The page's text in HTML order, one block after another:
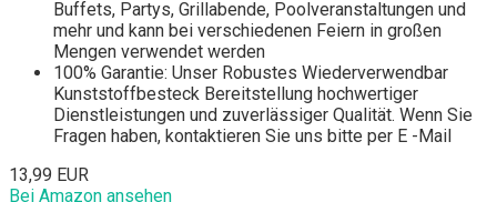
Buffets, Partys, Grillabende, Poolveranstaltungen und
mehr und kann bei verschiedenen Feiern in großen
Mengen verwendet werden
100% Garantie: Unser Robustes Wiederverwendbar
Kunststoffbesteck Bereitstellung hochwertiger
Dienstleistungen und zuverlässiger Qualität. Wenn Sie
Fragen haben, kontaktieren Sie uns bitte per E -Mail
13,99 EUR
Bei Amazon ansehen